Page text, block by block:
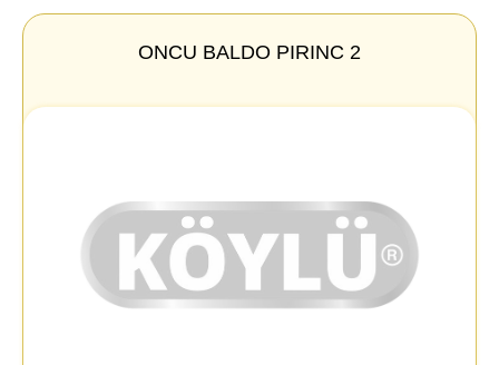
ONCU BALDO PIRINC 2